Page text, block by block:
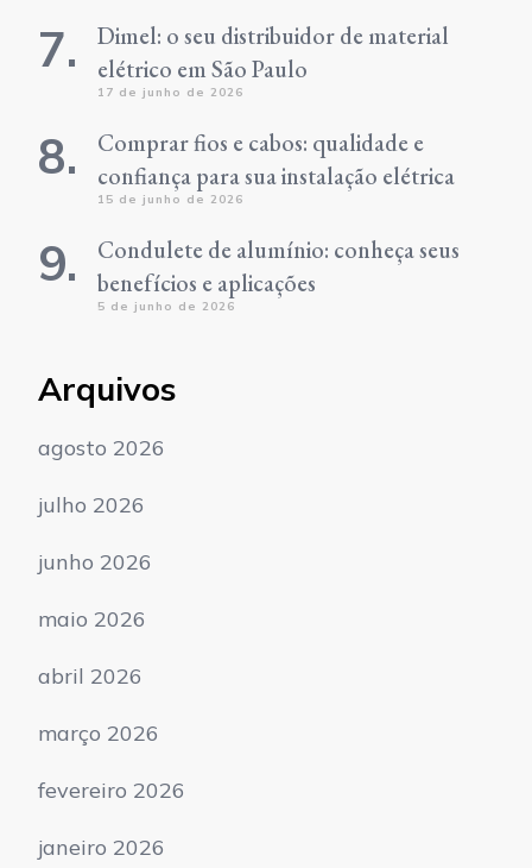
Dimel: o seu distribuidor de material
elétrico em São Paulo
17 de junho de 2026
Comprar fios e cabos: qualidade e
confiança para sua instalação elétrica
15 de junho de 2026
Condulete de alumínio: conheça seus
benefícios e aplicações
5 de junho de 2026
Arquivos
agosto 2026
julho 2026
junho 2026
maio 2026
abril 2026
março 2026
fevereiro 2026
janeiro 2026